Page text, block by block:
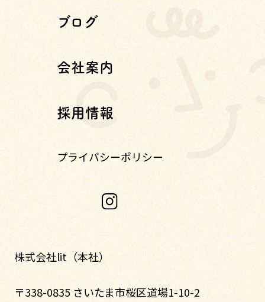
ブログ
会社案内
採用情報
プライバシーポリシー
株式会社lit（本社）
〒338-0835 さいたま市桜区道場1-10-2